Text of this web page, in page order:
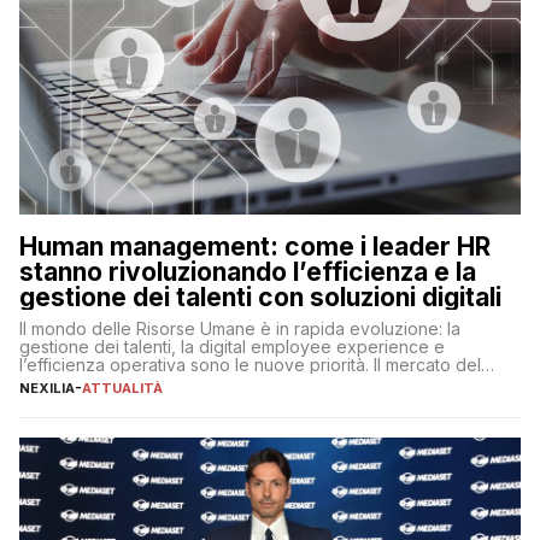
Human management: come i leader HR
stanno rivoluzionando l’efficienza e la
gestione dei talenti con soluzioni digitali
Il mondo delle Risorse Umane è in rapida evoluzione: la
gestione dei talenti, la digital employee experience e
l’efficienza operativa sono le nuove priorità. Il mercato del
lavoro, d’altra parte, è sempre più competitivo con una lotta
NEXILIA-ATTUALITÀ